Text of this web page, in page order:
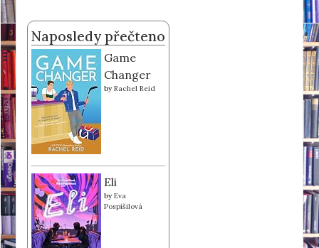
Naposledy přečteno
Game
Changer
byRachel Reid
Eli
byEva
Pospíšilová